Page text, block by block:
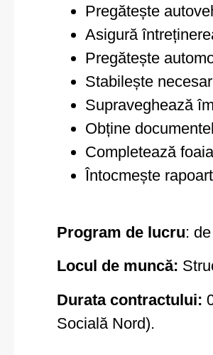
Pregătește
Asigură
Pregătește
Stabilește
Supraveghează
Obține
Completează
Întocmește
Program de lucru:
Locul de muncă:
Durata contractului:
Socială Nord).